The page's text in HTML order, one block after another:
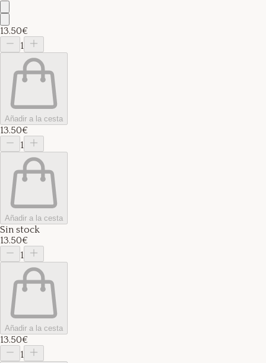
13.50€
1
Añadir a la cesta
13.50€
1
Añadir a la cesta
Sin stock
13.50€
1
Añadir a la cesta
13.50€
1